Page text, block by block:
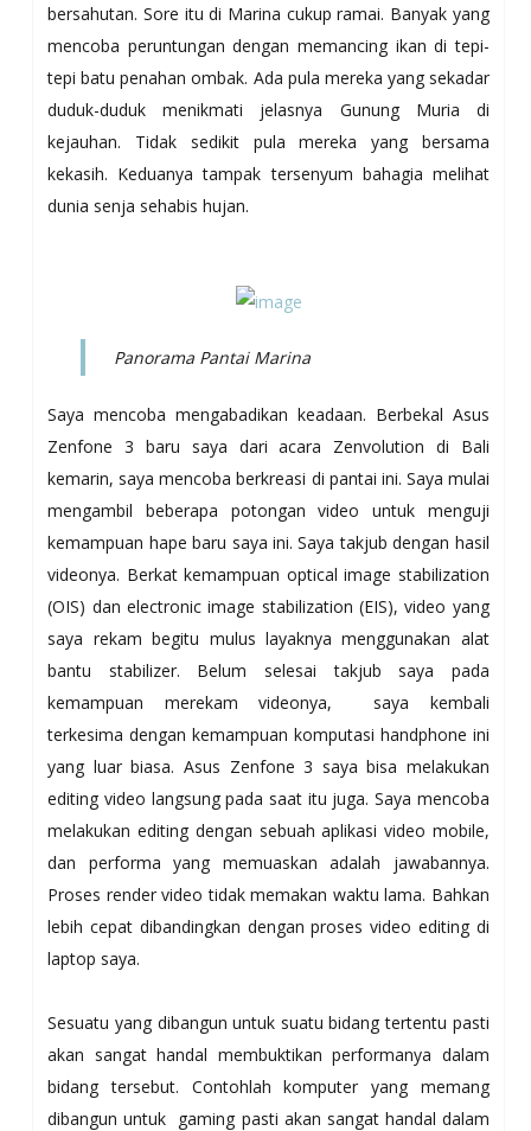
bersahutan. Sore itu di Marina cukup ramai. Banyak yang
mencoba peruntungan dengan memancing ikan di tepi-
tepi batu penahan ombak. Ada pula mereka yang sekadar
duduk-duduk menikmati jelasnya Gunung Muria di
kejauhan. Tidak sedikit pula mereka yang bersama
kekasih. Keduanya tampak tersenyum bahagia melihat
dunia senja sehabis hujan.
Panorama Pantai Marina
Saya mencoba mengabadikan keadaan. Berbekal Asus
Zenfone 3 baru saya dari acara Zenvolution di Bali
kemarin, saya mencoba berkreasi di pantai ini. Saya mulai
mengambil beberapa potongan video untuk menguji
kemampuan hape baru saya ini. Saya takjub dengan hasil
videonya. Berkat kemampuan optical image stabilization
(OIS) dan electronic image stabilization (EIS), video yang
saya rekam begitu mulus layaknya menggunakan alat
bantu stabilizer. Belum selesai takjub saya pada
kemampuan merekam videonya, saya kembali
terkesima dengan kemampuan komputasi handphone ini
yang luar biasa. Asus Zenfone 3 saya bisa melakukan
editing video langsung pada saat itu juga. Saya mencoba
melakukan editing dengan sebuah aplikasi video mobile,
dan performa yang memuaskan adalah jawabannya.
Proses render video tidak memakan waktu lama. Bahkan
lebih cepat dibandingkan dengan proses video editing di
laptop saya.
Sesuatu yang dibangun untuk suatu bidang tertentu pasti
akan sangat handal membuktikan performanya dalam
bidang tersebut. Contohlah komputer yang memang
dibangun untuk gaming pasti akan sangat handal dalam